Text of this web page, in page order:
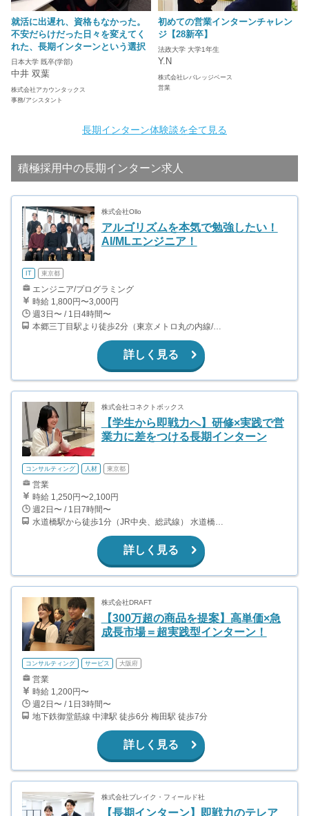
就活に出遅れ、資格もなかった。
不安だらけだった日々を変えてく
れた、長期インターンという選択
日本大学 既卒(学部)
中井 双葉
株式会社アカウンタックス
事務/アシスタント
初めての営業インターンチャレン
ジ【28新卒】
法政大学 大学1年生
Y.N
株式会社レバレッジベース
営業
長期インターン体験談を全て見る
積極採用中の長期インターン求人
株式会社Ollo
アルゴリズムを本気で勉強したい！
AI/MLエンジニア！
IT 東京都
エンジニア/プログラミング
時給 1,800円〜3,000円
週3日〜 / 1日4時間〜
本郷三丁目駅より徒歩2分（東京メトロ丸の内線/都営地下鉄大江戸線）
詳しく見る
株式会社コネクトボックス
【学生から即戦力へ】研修×実践で営
業力に差をつける長期インターン
コンサルティング 人材 東京都
営業
時給 1,250円〜2,100円
週2日〜 / 1日7時間〜
水道橋駅から徒歩1分（JR中央、総武線） 水道橋駅から徒歩6分（都営三田線）
詳しく見る
株式会社DRAFT
【300万超の商品を提案】高単価×急
成長市場＝超実践型インターン！
コンサルティング サービス 大阪府
営業
時給 1,200円〜
週2日〜 / 1日3時間〜
地下鉄御堂筋線 中津駅 徒歩6分 梅田駅 徒歩7分
詳しく見る
株式会社ブレイク・フィールド社
【長期インターン】即戦力のテレア